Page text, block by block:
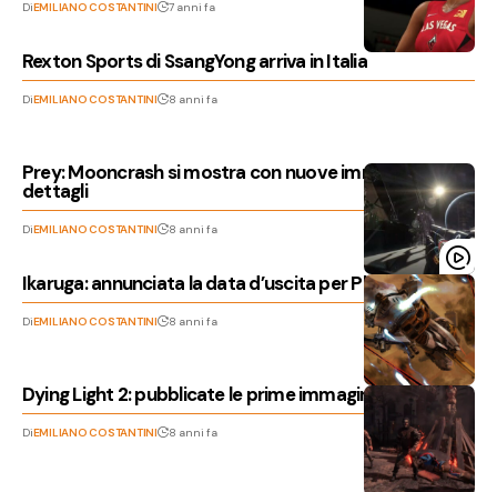
DiEMILIANO COSTANTINI 7 anni fa
Rexton Sports di SsangYong arriva in Italia
DiEMILIANO COSTANTINI 8 anni fa
Prey: Mooncrash si mostra con nuove immagini e
dettagli
DiEMILIANO COSTANTINI 8 anni fa
Ikaruga: annunciata la data d’uscita per PlayStation 4
DiEMILIANO COSTANTINI 8 anni fa
Dying Light 2: pubblicate le prime immagini ufficiali
DiEMILIANO COSTANTINI 8 anni fa